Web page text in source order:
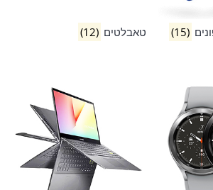
(15) טאבלטים (12)